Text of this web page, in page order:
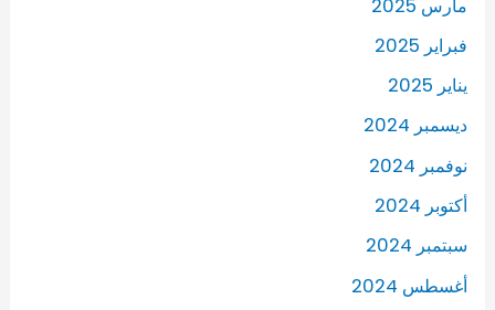
مارس 2025
فبراير 2025
يناير 2025
ديسمبر 2024
نوفمبر 2024
أكتوبر 2024
سبتمبر 2024
أغسطس 2024